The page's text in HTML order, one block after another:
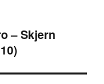
– Skjern